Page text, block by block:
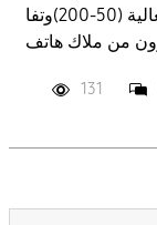
ؤلات حول معالجة البورتريه ووضع الدقة العالية (50-200)وتفا
131